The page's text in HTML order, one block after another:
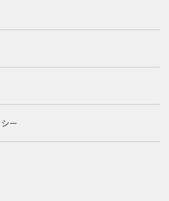
ー